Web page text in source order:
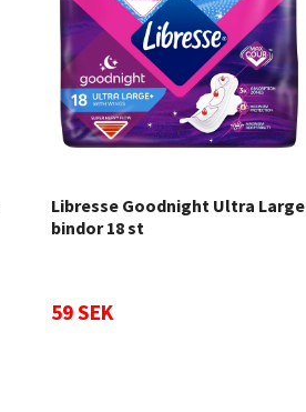
Libresse Goodnight Ultra Large
bindor 18 st
59 SEK